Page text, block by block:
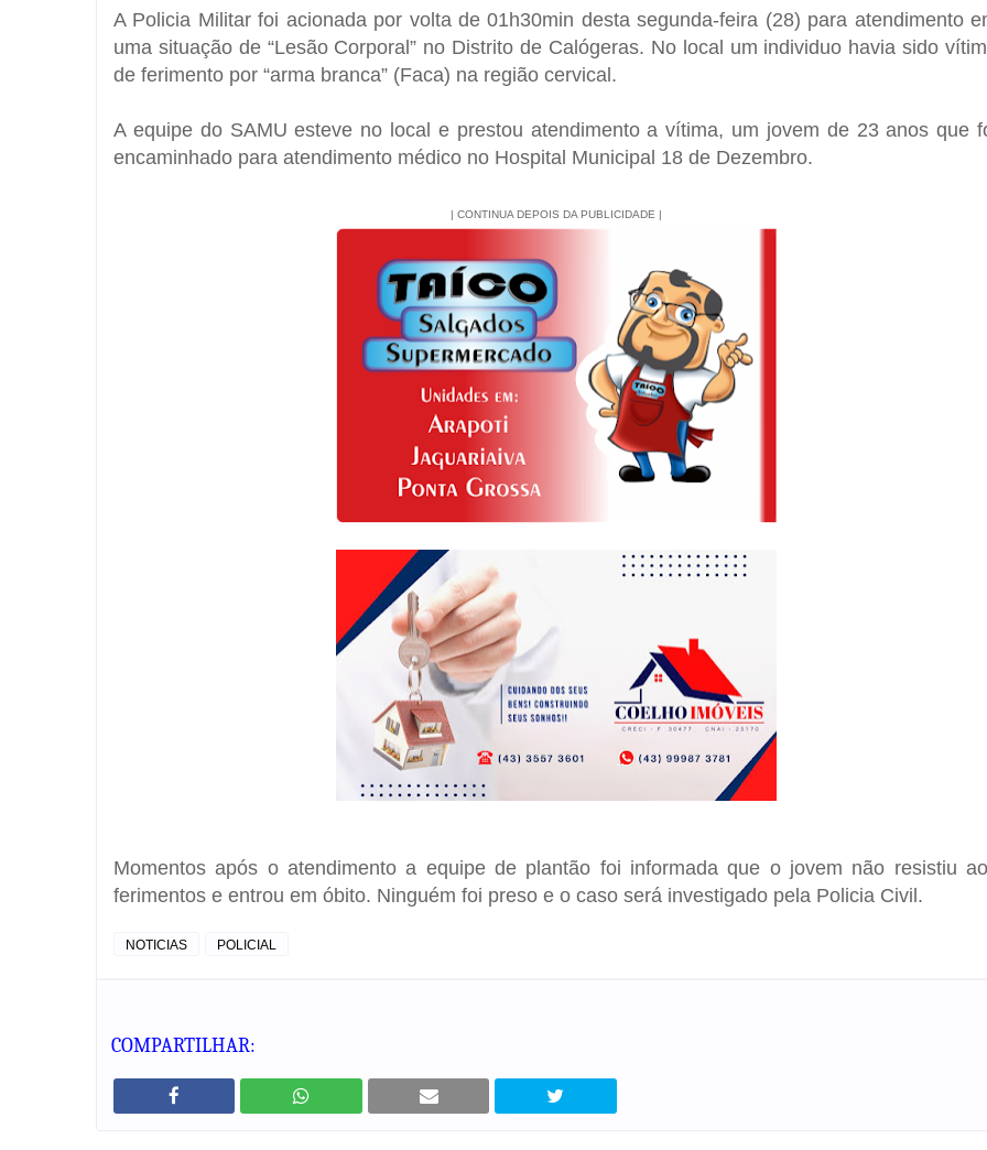
A Policia Militar foi acionada por volta de 01h30min desta segunda-feira (28) para atendimento
uma situação de “Lesão Corporal” no Distrito de Calógeras. No local um individuo havia sido
de ferimento por “arma branca” (Faca) na região cervical.
A equipe do SAMU esteve no local e prestou atendimento a vítima, um jovem de 23 anos que
encaminhado para atendimento médico no Hospital Municipal 18 de Dezembro.
| CONTINUA DEPOIS DA PUBLICIDADE |
Momentos após o atendimento a equipe de plantão foi informada que o jovem não resistiu
ferimentos e entrou em óbito. Ninguém foi preso e o caso será investigado pela Policia Civil.
NOTICIAS POLICIAL
COMPARTILHAR: